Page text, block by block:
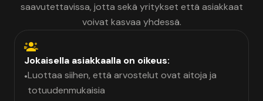
saavutettavissa, jotta sekä yritykset että asiakkaat
voivat kasvaa yhdessä.
Jokaisella asiakkaalla on oikeus:
•Luottaa siihen, että arvostelut ovat aitoja ja
totuudenmukaisia